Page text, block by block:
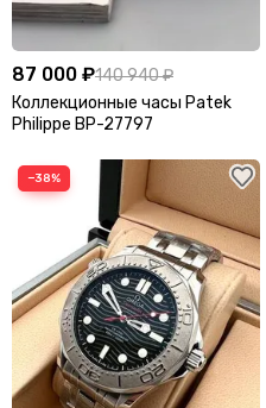
87 000 ₽140 940 ₽
Коллекционные часы Patek
Philippe BP-27797
−38%